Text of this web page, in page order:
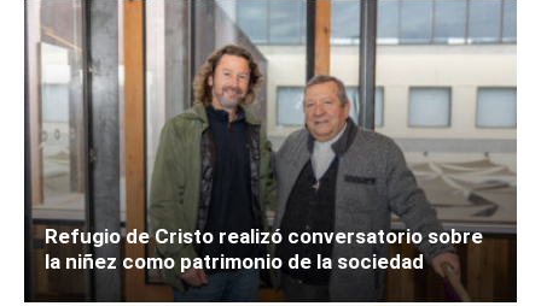
Refugio de Cristo realizó conversatorio sobre
la niñez como patrimonio de la sociedad